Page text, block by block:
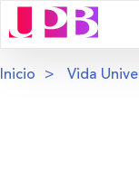
Inicio Vida